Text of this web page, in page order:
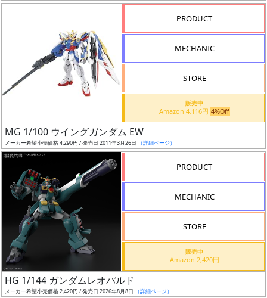
ケ
ル
シ
リ
ー
ズ・
PRODUCT
MECHANIC
STORE
販売中
Amazon 4,116円 4%Off
MG 1/100 ウイングガンダム EW
メーカー希望小売価格 4,290円 / 発売日 2011年3月26日 （詳細ページ）
PRODUCT
MECHANIC
STORE
販売中
Amazon 2,420円
HG 1/144 ガンダムレオパルド
メーカー希望小売価格 2,420円 / 発売日 2026年8月8日 （詳細ページ）